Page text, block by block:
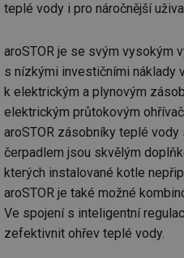
teplé vody i pro náročnější
aroSTOR je se svým vysokým
s nízkými investičními náklady
k elektrickým a plynovým
elektrickým průtokovým
aroSTOR zásobníky teplé
čerpadlem jsou skvělým
kterých instalované kotle
aroSTOR je také možné
Ve spojení s inteligentní
zefektivnit ohřev teplé vody.